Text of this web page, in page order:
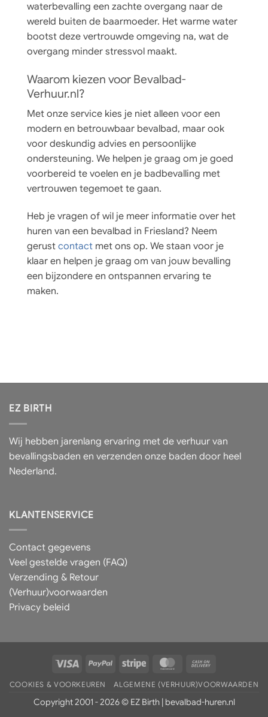
waterbevalling een zachte overgang naar de
wereld buiten de baarmoeder. Het warme water
bootst deze vertrouwde omgeving na, wat de
overgang minder stressvol maakt.
Waarom kiezen voor Bevalbad-
Verhuur.nl?
Met onze service kies je niet alleen voor een
modern en betrouwbaar bevalbad, maar ook
voor deskundig advies en persoonlijke
ondersteuning. We helpen je graag om je goed
voorbereid te voelen en je badbevalling met
vertrouwen tegemoet te gaan.
Heb je vragen of wil je meer informatie over het
huren van een bevalbad in Friesland? Neem
gerust contact met ons op. We staan voor je
klaar en helpen je graag om van jouw bevalling
een bijzondere en ontspannen ervaring te
maken.
EZ BIRTH
Wij hebben jarenlang ervaring met de verhuur van
bevallingsbaden en verzenden onze baden door heel
Nederland.
KLANTENSERVICE
Contact gegevens
Veel gestelde vragen (FAQ)
Verzending & Retour
(Verhuur)voorwaarden
Privacy beleid
Visa PayPal Stripe MasterCard
Delivery
COOKIES & VOORKEUREN ALGEMENE (VERHUUR)VOORWAARDEN
Copyright 2001 - 2026 © EZ Birth | bevalbad-huren.nl